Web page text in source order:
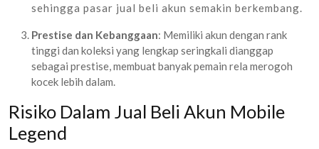
sehingga pasar jual beli akun semakin berkembang.
Prestise dan Kebanggaan: Memiliki akun dengan rank
tinggi dan koleksi yang lengkap seringkali dianggap
sebagai prestise, membuat banyak pemain rela merogoh
kocek lebih dalam.
Risiko Dalam Jual Beli Akun Mobile
Legend